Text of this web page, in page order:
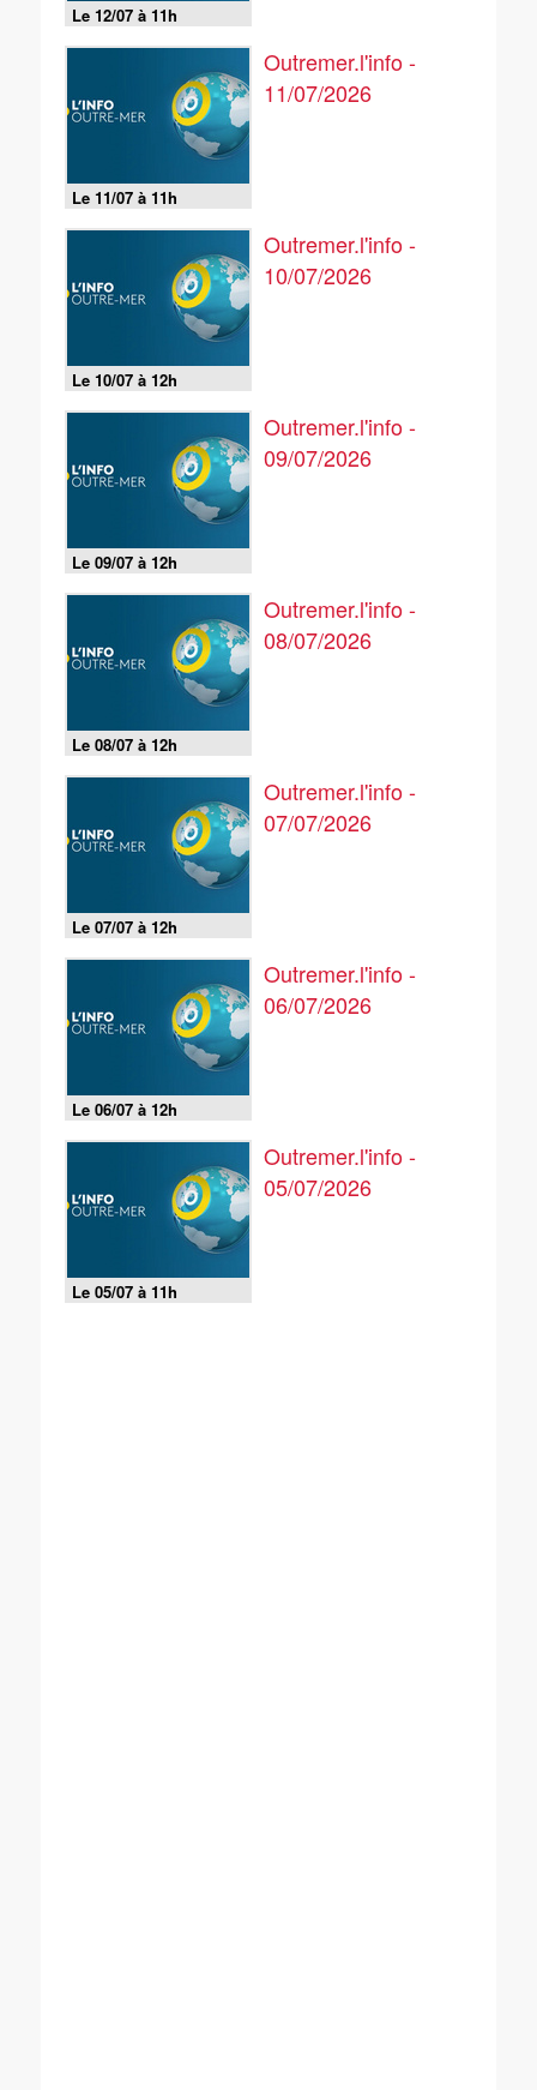
Le 12/07 à 11h
Le 11/07 à 11h
Outremer.l'info -
11/07/2026
Le 10/07 à 12h
Outremer.l'info -
10/07/2026
Le 09/07 à 12h
Outremer.l'info -
09/07/2026
Le 08/07 à 12h
Outremer.l'info -
08/07/2026
Le 07/07 à 12h
Outremer.l'info -
07/07/2026
Le 06/07 à 12h
Outremer.l'info -
06/07/2026
Le 05/07 à 11h
Outremer.l'info -
05/07/2026